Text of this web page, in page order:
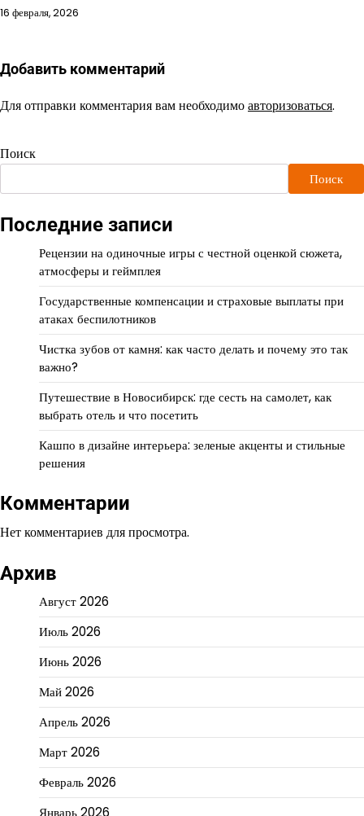
16 февраля, 2026
Добавить комментарий
Для отправки комментария вам необходимоавторизоваться.
Поиск
Поиск
Последние записи
Рецензии на одиночные игры с честной оценкой сюжета,
атмосферы и геймплея
Государственные компенсации и страховые выплаты при
атаках беспилотников
Чистка зубов от камня: как часто делать и почему это так
важно?
Путешествие в Новосибирск: где сесть на самолет, как
выбрать отель и что посетить
Кашпо в дизайне интерьера: зеленые акценты и стильные
решения
Комментарии
Нет комментариев для просмотра.
Архив
Август 2026
Июль 2026
Июнь 2026
Май 2026
Апрель 2026
Март 2026
Февраль 2026